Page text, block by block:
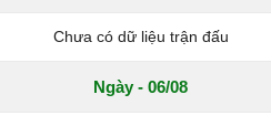
Chưa có dữ liệu trận đấu
Ngày - 06/08